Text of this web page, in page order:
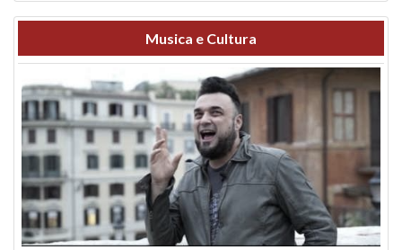
Musica e Cultura